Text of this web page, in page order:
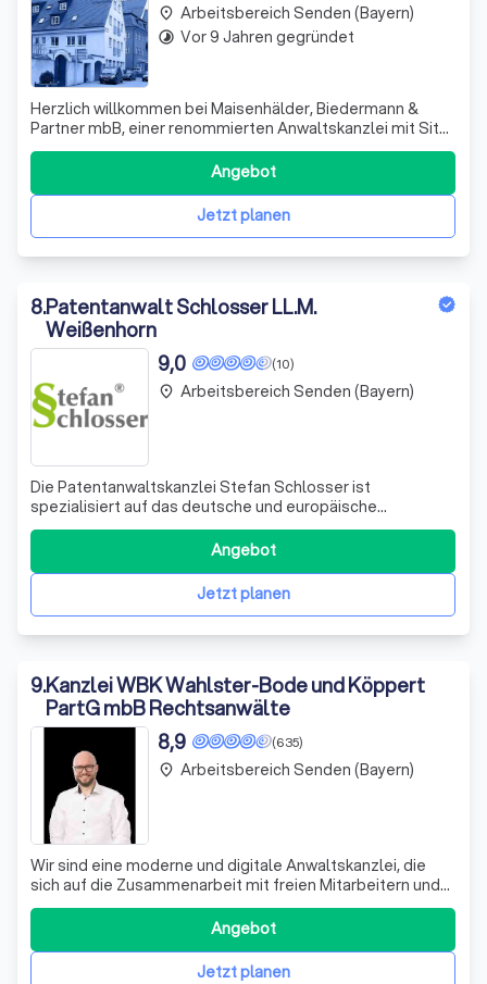
Herzlich willkommen bei Maisenhälder, Biedermann &
Partner mbB, einer renommierten Anwaltskanzlei mit Sitz
in Memmingen. Wir vertreten sowohl Unternehmen als
auch Privatpersonen auf nahezu allen Rechtsgebieten.
Unser breites Spektrum umfasst Arbeitsrecht,
Verkehrsrecht, Familienrecht, Baurecht, Miet
Jetzt planen
Angebot
place Arbeitsbereich Senden (Bayern)
timelapse Vor 9 Jahren gegründet
8.Patentanwalt Schlosser LL.M.
Weißenhorn
(10)
9,0
Die Patentanwaltskanzlei Stefan Schlosser ist
spezialisiert auf das deutsche und europäische
Markenrecht. Mit langjähriger Erfahrung und
umfassendem Fachwissen vertreten wir Mandanten vor
dem Deutschen Patent- und Markenamt, dem
europäischen Patentamt, dem Amt der europäischen
Jetzt planen
Angebot
place Arbeitsbereich Senden (Bayern)
9.Kanzlei WBK Wahlster-Bode und Köppert
PartG mbB Rechtsanwälte
(635)
8,9
Wir sind eine moderne und digitale Anwaltskanzlei, die
sich auf die Zusammenarbeit mit freien Mitarbeitern und
Bürogemeinschaften spezialisiert hat. Unser Ziel ist es,
Ihnen die Möglichkeit zu geben, Ihr eigener Chef zu sein
und den Beruf des Anwalts wirklich frei auszuüben. Wir
bieten modernste Arb
Jetzt planen
Angebot
place Arbeitsbereich Senden (Bayern)